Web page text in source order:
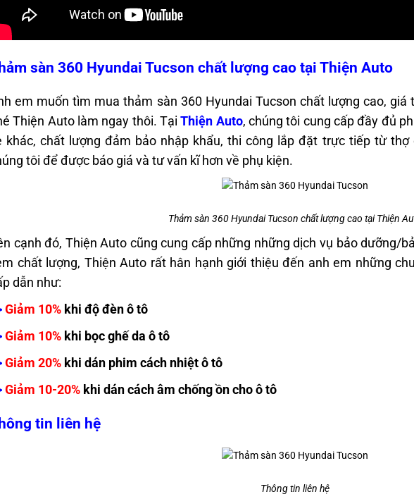
sàn 360 Hyundai Tucson chất lượng cao tại Thiện Auto
em muốn tìm mua thảm sàn 360 Hyundai Tucson chất lượng cao,
Thiện Auto làm ngay thôi. TạiThiện Auto, chúng tôi cung cấp đầy đủ
khác, chất lượng đảm bảo nhập khẩu, thi công lắp đặt trực tiếp từ thợ
tôi để được báo giá và tư vấn kĩ hơn về phụ kiện.
Thảm sàn 360 Hyundai Tucson chất lượng cao tại Thiện
cạnh đó, Thiện Auto cũng cung cấp những những dịch vụ bảo dưỡng/
chất lượng, Thiện Auto rất hân hạnh giới thiệu đến anh em những
dẫn như:
Giảm 10% khi độ đèn ô tô
Giảm 10% khi bọc ghế da ô tô
Giảm 20% khi dán phim cách nhiệt ô tô
Giảm 10-20% khi dán cách âm chống ồn cho ô tô
tin liên hệ
Thông tin liên hệ